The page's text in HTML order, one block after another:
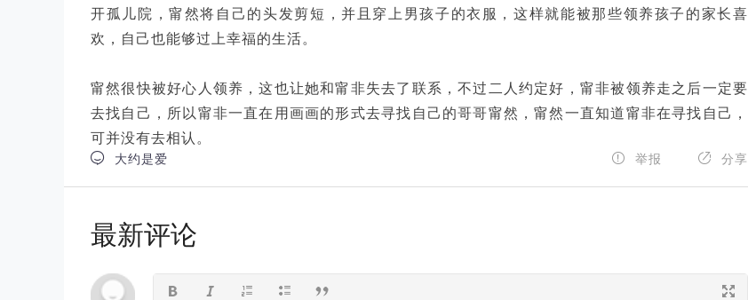
开孤儿院，甯然将自己的头发剪短，并且穿上男孩子的衣服，这样就能被那些领养孩子的家长喜
欢，自己也能够过上幸福的生活。
甯然很快被好心人领养，这也让她和甯非失去了联系，不过二人约定好，甯非被领养走之后一定要
去找自己，所以甯非一直在用画画的形式去寻找自己的哥哥甯然，甯然一直知道甯非在寻找自己，
可并没有去相认。
 大约是爱  分享
 举报
最新评论